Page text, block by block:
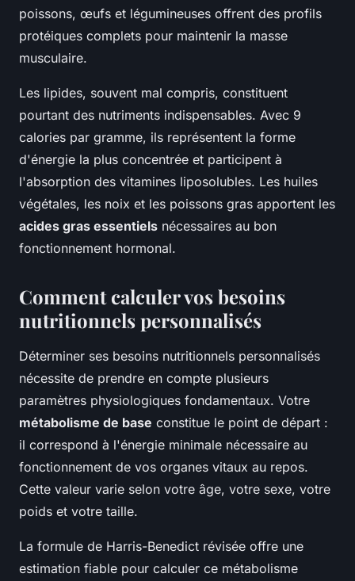
poissons, œufs et légumineuses offrent des profils
protéiques complets pour maintenir la masse
musculaire.
Les lipides, souvent mal compris, constituent
pourtant des nutriments indispensables. Avec 9
calories par gramme, ils représentent la forme
d'énergie la plus concentrée et participent à
l'absorption des vitamines liposolubles. Les huiles
végétales, les noix et les poissons gras apportent les
acides gras essentiels nécessaires au bon
fonctionnement hormonal.
Comment calculer vos besoins
nutritionnels personnalisés
Déterminer ses besoins nutritionnels personnalisés
nécessite de prendre en compte plusieurs
paramètres physiologiques fondamentaux. Votre
métabolisme de base constitue le point de départ :
il correspond à l'énergie minimale nécessaire au
fonctionnement de vos organes vitaux au repos.
Cette valeur varie selon votre âge, votre sexe, votre
poids et votre taille.
La formule de Harris-Benedict révisée offre une
estimation fiable pour calculer ce métabolisme